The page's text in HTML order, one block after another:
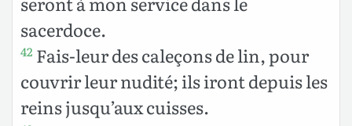
sacerdoce.
42 Fais-leur des caleçons de lin, pour
couvrir leur nudité; ils iront depuis les
reins jusqu’aux cuisses.